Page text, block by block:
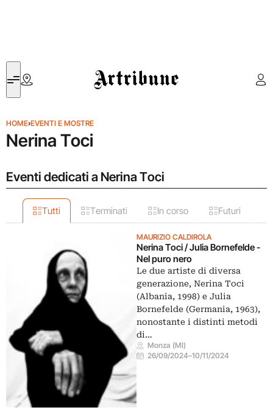
Artribune
HOME›EVENTI E MOSTRE
Nerina Toci
Eventi dedicati a Nerina Toci
Tutti Terminati In corso Futuri
MAURIZIO CALDIROLA
Nerina Toci / Julia Bornefelde -
Nel puro nero
Le due artiste di diversa
generazione, Nerina Toci
(Albania, 1998) e Julia
Bornefelde (Germania, 1963),
nonostante i distinti metodi
di…
Monza (MI)
26/09/2024–10/11/2024